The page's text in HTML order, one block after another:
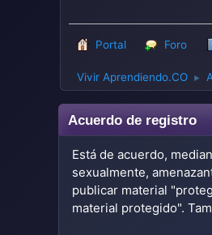
Portal Foro
Vivir Aprendiendo.CO ►
Acuerdo de registro
Está de acuerdo,
sexualmente,
publicar material
material protegido".